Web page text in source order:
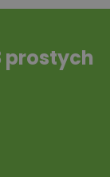
małej
prostych